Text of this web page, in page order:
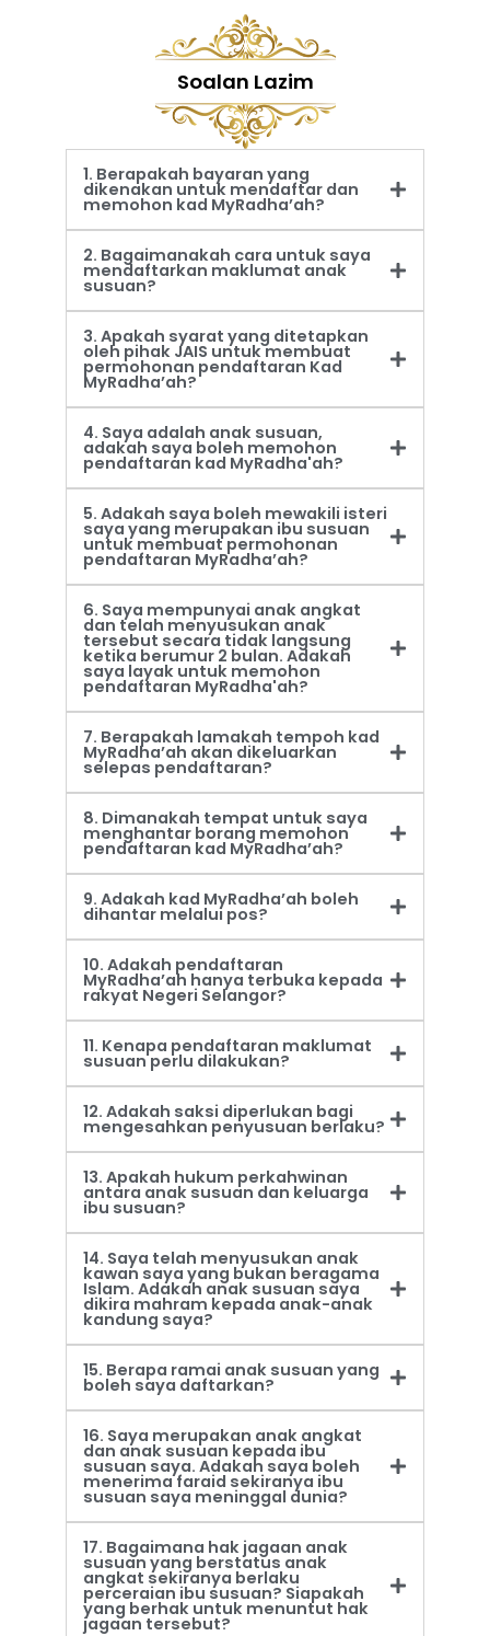
Soalan Lazim
1. Berapakah bayaran yang
dikenakan untuk mendaftar dan
memohon kad MyRadha’ah?
2. Bagaimanakah cara untuk saya
mendaftarkan maklumat anak
susuan?
3. Apakah syarat yang ditetapkan
oleh pihak JAIS untuk membuat
permohonan pendaftaran Kad
MyRadha’ah?
4. Saya adalah anak susuan,
adakah saya boleh memohon
pendaftaran kad MyRadha'ah?
5. Adakah saya boleh mewakili isteri
saya yang merupakan ibu susuan
untuk membuat permohonan
pendaftaran MyRadha’ah?
6. Saya mempunyai anak angkat
dan telah menyusukan anak
tersebut secara tidak langsung
ketika berumur 2 bulan. Adakah
saya layak untuk memohon
pendaftaran MyRadha'ah?
7. Berapakah lamakah tempoh kad
MyRadha’ah akan dikeluarkan
selepas pendaftaran?
8. Dimanakah tempat untuk saya
menghantar borang memohon
pendaftaran kad MyRadha’ah?
9. Adakah kad MyRadha’ah boleh
dihantar melalui pos?
10. Adakah pendaftaran
MyRadha’ah hanya terbuka kepada
rakyat Negeri Selangor?
11. Kenapa pendaftaran maklumat
susuan perlu dilakukan?
12. Adakah saksi diperlukan bagi
mengesahkan penyusuan berlaku?
13. Apakah hukum perkahwinan
antara anak susuan dan keluarga
ibu susuan?
14. Saya telah menyusukan anak
kawan saya yang bukan beragama
Islam. Adakah anak susuan saya
dikira mahram kepada anak-anak
kandung saya?
15. Berapa ramai anak susuan yang
boleh saya daftarkan?
16. Saya merupakan anak angkat
dan anak susuan kepada ibu
susuan saya. Adakah saya boleh
menerima faraid sekiranya ibu
susuan saya meninggal dunia?
17. Bagaimana hak jagaan anak
susuan yang berstatus anak
angkat sekiranya berlaku
perceraian ibu susuan? Siapakah
yang berhak untuk menuntut hak
jagaan tersebut?